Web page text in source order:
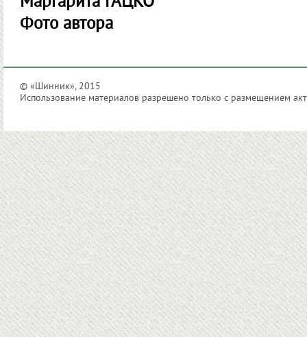
Фото автора
© «Шинник», 2015
Использование материалов разрешено только с размещением